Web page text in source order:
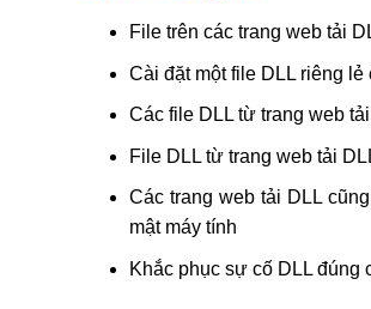
File trên các trang web tải
Cài đặt một file DLL riêng
Các file DLL từ trang web
File DLL từ trang web tải
Các trang web tải DLL
mật máy tính
Khắc phục sự cố DLL đúng